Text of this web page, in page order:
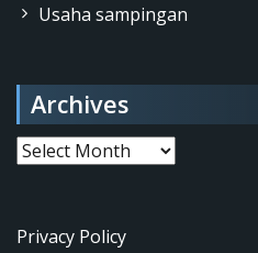
Usaha sampingan
Archives
Archives
Privacy Policy